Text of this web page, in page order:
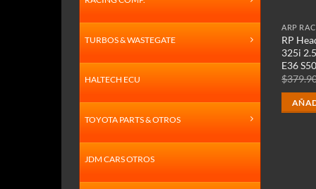
TURBOS & WASTEGATE
HALTECH ECU
TOYOTA PARTS & OTROS
JDM CARS OTROS
ARP
RP
325i
E36
$